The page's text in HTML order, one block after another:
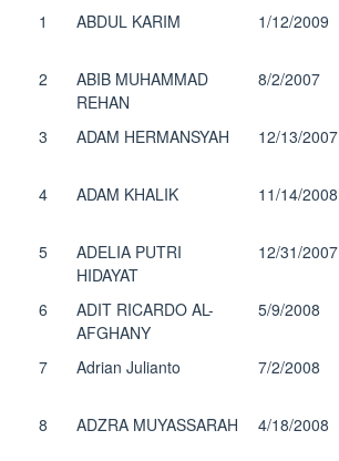
1
ABDUL KARIM 1/12/2009
2
ABIB MUHAMMAD
REHAN
8/2/2007
3
ADAM HERMANSYAH 12/13/2007
4
ADAM KHALIK 11/14/2008
5
ADELIA PUTRI
HIDAYAT
12/31/2007
6
ADIT RICARDO AL-
AFGHANY
5/9/2008
7
Adrian Julianto 7/2/2008
8
ADZRA MUYASSARAH 4/18/2008